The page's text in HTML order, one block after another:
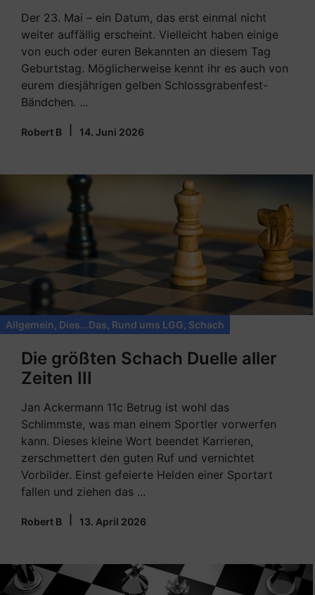
Der 23. Mai – ein Datum, das erst einmal nicht
weiter auffällig erscheint. Vielleicht haben einige
von euch oder euren Bekannten an diesem Tag
Geburtstag. Möglicherweise kennt ihr es auch von
eurem diesjährigen gelben Schlossgrabenfest-
Bändchen. ...
Robert B 14. Juni 2026
Allgemein Dies...Das Rund ums LGG Schach
Die größten Schach Duelle aller
Zeiten III
Jan Ackermann 11c Betrug ist wohl das
Schlimmste, was man einem Sportler vorwerfen
kann. Dieses kleine Wort beendet Karrieren,
zerschmettert den guten Ruf und vernichtet
Vorbilder. Einst gefeierte Helden einer Sportart
fallen und ziehen das ...
Robert B 13. April 2026